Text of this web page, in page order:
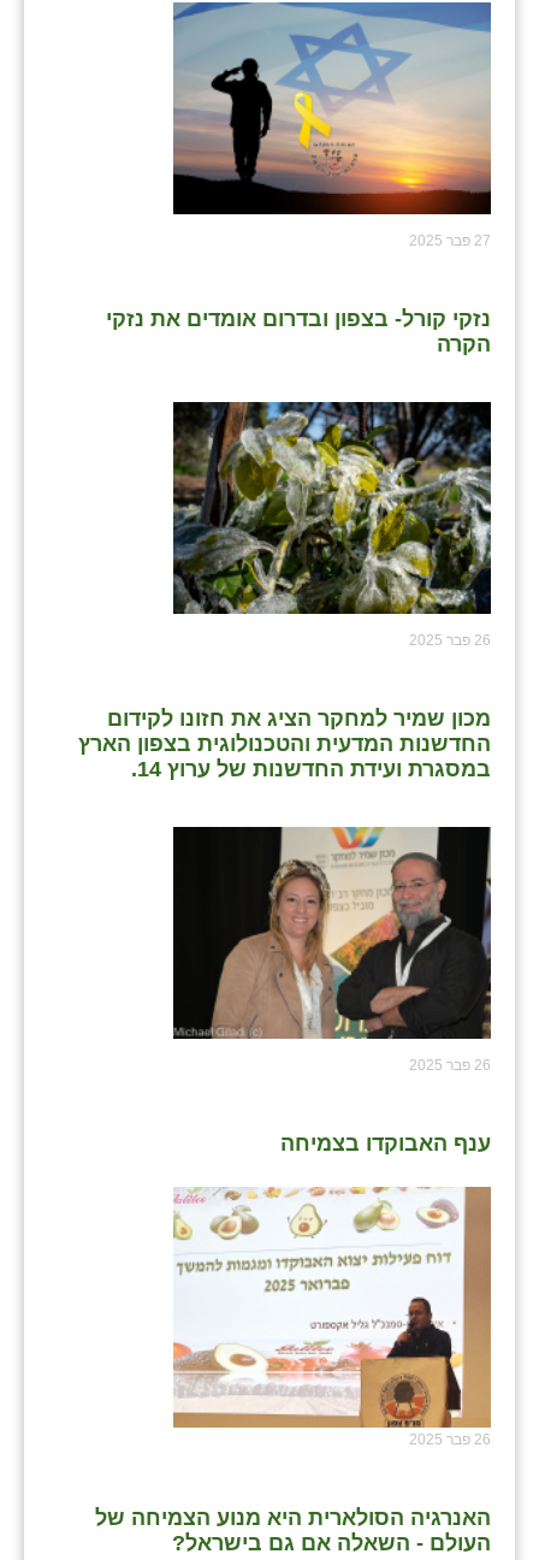
27 פבר 2025
נזקי קורל- בצפון ובדרום אומדים את נזקי
הקרה
26 פבר 2025
מכון שמיר למחקר הציג את חזונו לקידום
החדשנות המדעית והטכנולוגית בצפון הארץ
במסגרת ועידת החדשנות של ערוץ 14.
26 פבר 2025
ענף האבוקדו בצמיחה
26 פבר 2025
האנרגיה הסולארית היא מנוע הצמיחה של
העולם - השאלה אם גם בישראל?